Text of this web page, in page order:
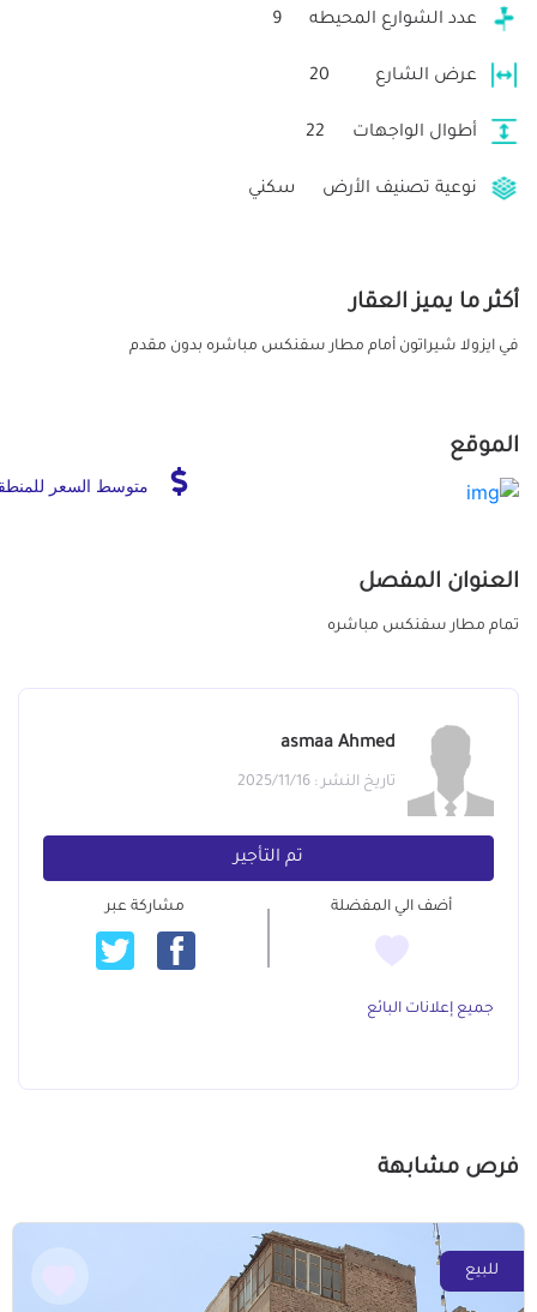
عدد الشوارع المحيطه 9
عرض الشارع 20
أطوال الواجهات 22
نوعية تصنيف الأرض سكني
أكثر ما يميز العقار
في ايزولا شيراتون أمام مطار سفنكس مباشره بدون مقدم
الموقع
متوسط السعر
العنوان المفصل
تمام مطار سفنكس مباشره
asmaa Ahmed
تاريخ النشر : 2025/11/16
تم التأجير
أضف الي المفضلة مشاركة عبر
جميع إعلانات البائع
فرص مشابهة
للبيع